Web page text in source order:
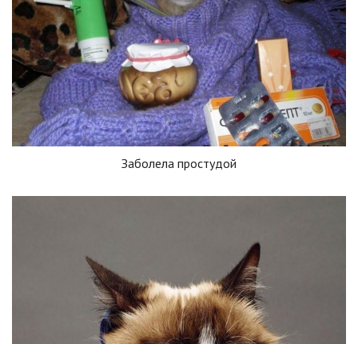
Заболела простудой